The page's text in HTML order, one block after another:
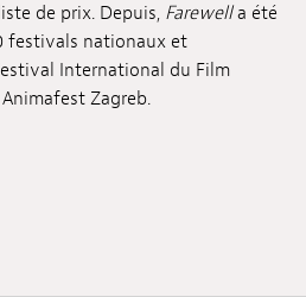
de prix. Depuis, Farewella été
festivals nationaux et
International du Film
Zagreb.